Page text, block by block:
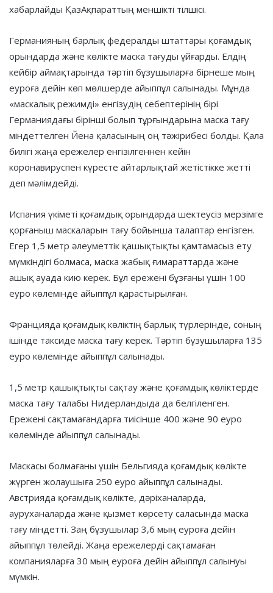
хабарлайды ҚазАқпараттың меншікті тілшісі.
Германияның барлық федералды штаттары қоғамдық
орындарда және көлікте маска тағуды ұйғарды. Елдің
кейбір аймақтарында тәртіп бұзушыларға бірнеше мың
еуроға дейін көп мөлшерде айыппұл салынады. Мұнда
«маскалық режимді» енгізудің себептерінің бірі
Германиядағы бірінші болып тұрғындарына маска тағу
міндеттелген Йена қаласының оң тәжірибесі болды. Қала
билігі жаңа ережелер енгізілгеннен кейін
коронавируспен күресте айтарлықтай жетістікке жетті
деп мәлімдейді.
Испания үкіметі қоғамдық орындарда шектеусіз мерзімге
қорғаныш маскаларын тағу бойынша талаптар енгізген.
Егер 1,5 метр әлеуметтік қашықтықты қамтамасыз ету
мүмкіндігі болмаса, маска жабық ғимараттарда және
ашық ауада кию керек. Бұл ережені бұзғаны үшін 100
еуро көлемінде айыппұл қарастырылған.
Францияда қоғамдық көліктің барлық түрлерінде, соның
ішінде таксиде маска тағу керек. Тәртіп бұзушыларға 135
еуро көлемінде айыппұл салынады.
1,5 метр қашықтықты сақтау және қоғамдық көліктерде
маска тағу талабы Нидерландыда да белгіленген.
Ережені сақтамағандарға тиісінше 400 және 90 еуро
көлемінде айыппұл салынады.
Маскасы болмағаны үшін Бельгияда қоғамдық көлікте
жүрген жолаушыға 250 еуро айыппұл салынады.
Австрияда қоғамдық көлікте, дәріханаларда,
ауруханаларда және қызмет көрсету саласында маска
тағу міндетті. Заң бұзушылар 3,6 мың еуроға дейін
айыппұл төлейді. Жаңа ережелерді сақтамаған
компанияларға 30 мың еуроға дейін айыппұл салынуы
мүмкін.